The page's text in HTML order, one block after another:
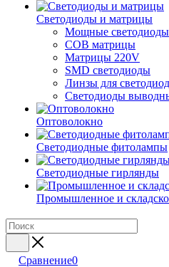
Светодиоды и матрицы
Мощные светодиоды
COB матрицы
Матрицы 220V
SMD светодиоды
Линзы для
Светодиоды
Оптоволокно
Светодиодные фитолампы
Светодиодные гирлянды
Промышленное и
Сравнение0